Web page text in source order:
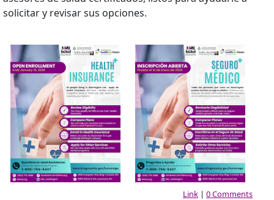
solicitar y revisar sus opciones.
Link | 0 Comments